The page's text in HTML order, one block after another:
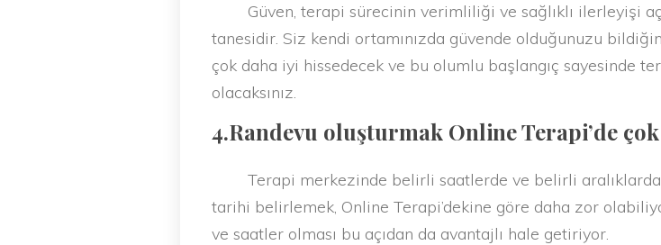
Güven, terapi sürecinin verimliliği ve sağlıklı ilerleyişi
tanesidir. Siz kendi ortamınızda güvende olduğunuzu
çok daha iyi hissedecek ve bu olumlu başlangıç sayesinde
olacaksınız.
4.Randevu oluşturmak Online Terapi’de
Terapi merkezinde belirli saatlerde ve belirli
tarihi belirlemek, Online Terapi’dekine göre daha zor
ve saatler olması bu açıdan da avantajlı hale getiriyor.